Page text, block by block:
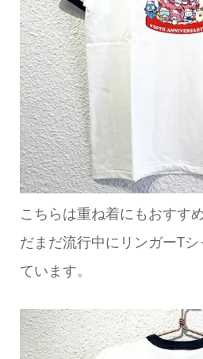
こちらは重ね着にもおすす
だまだ流行中にリンガーT
ています。